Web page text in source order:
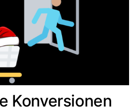
Konversionen